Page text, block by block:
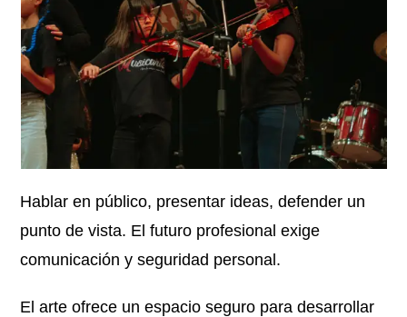
Hablar en público, presentar ideas, defender un
punto de vista. El futuro profesional exige
comunicación y seguridad personal.
El arte ofrece un espacio seguro para desarrollar